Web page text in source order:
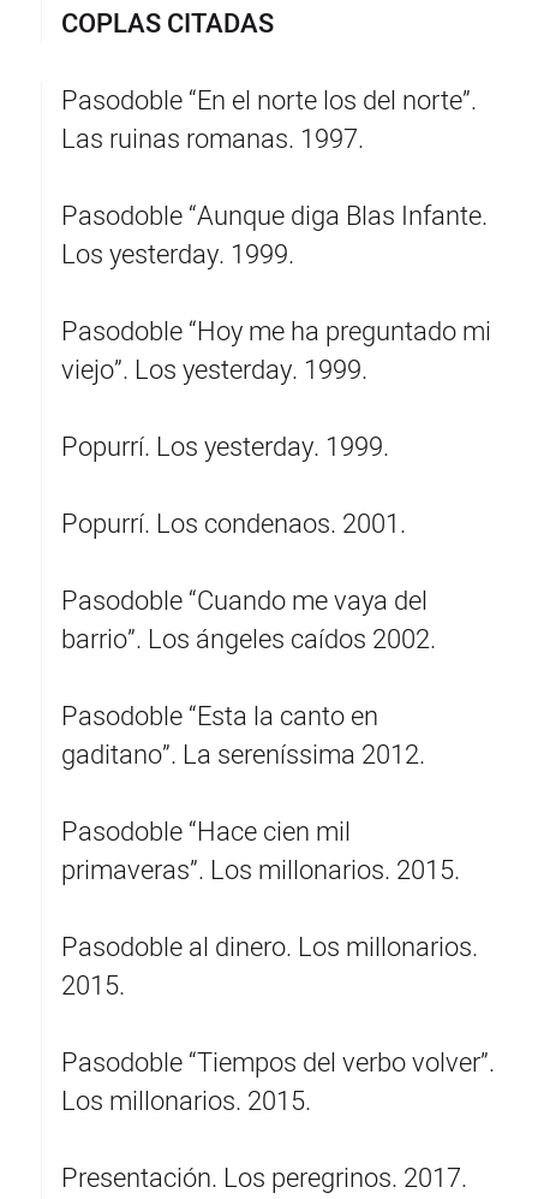
COPLAS CITADAS
Pasodoble “En el norte los del norte”.
Las ruinas romanas. 1997.
Pasodoble “Aunque diga Blas Infante.
Los yesterday. 1999.
Pasodoble “Hoy me ha preguntado mi
viejo”. Los yesterday. 1999.
Popurrí. Los yesterday. 1999.
Popurrí. Los condenaos. 2001.
Pasodoble “Cuando me vaya del
barrio”. Los ángeles caídos 2002.
Pasodoble “Esta la canto en
gaditano”. La sereníssima 2012.
Pasodoble “Hace cien mil
primaveras”. Los millonarios. 2015.
Pasodoble al dinero. Los millonarios.
2015.
Pasodoble “Tiempos del verbo volver”.
Los millonarios. 2015.
Presentación. Los peregrinos. 2017.